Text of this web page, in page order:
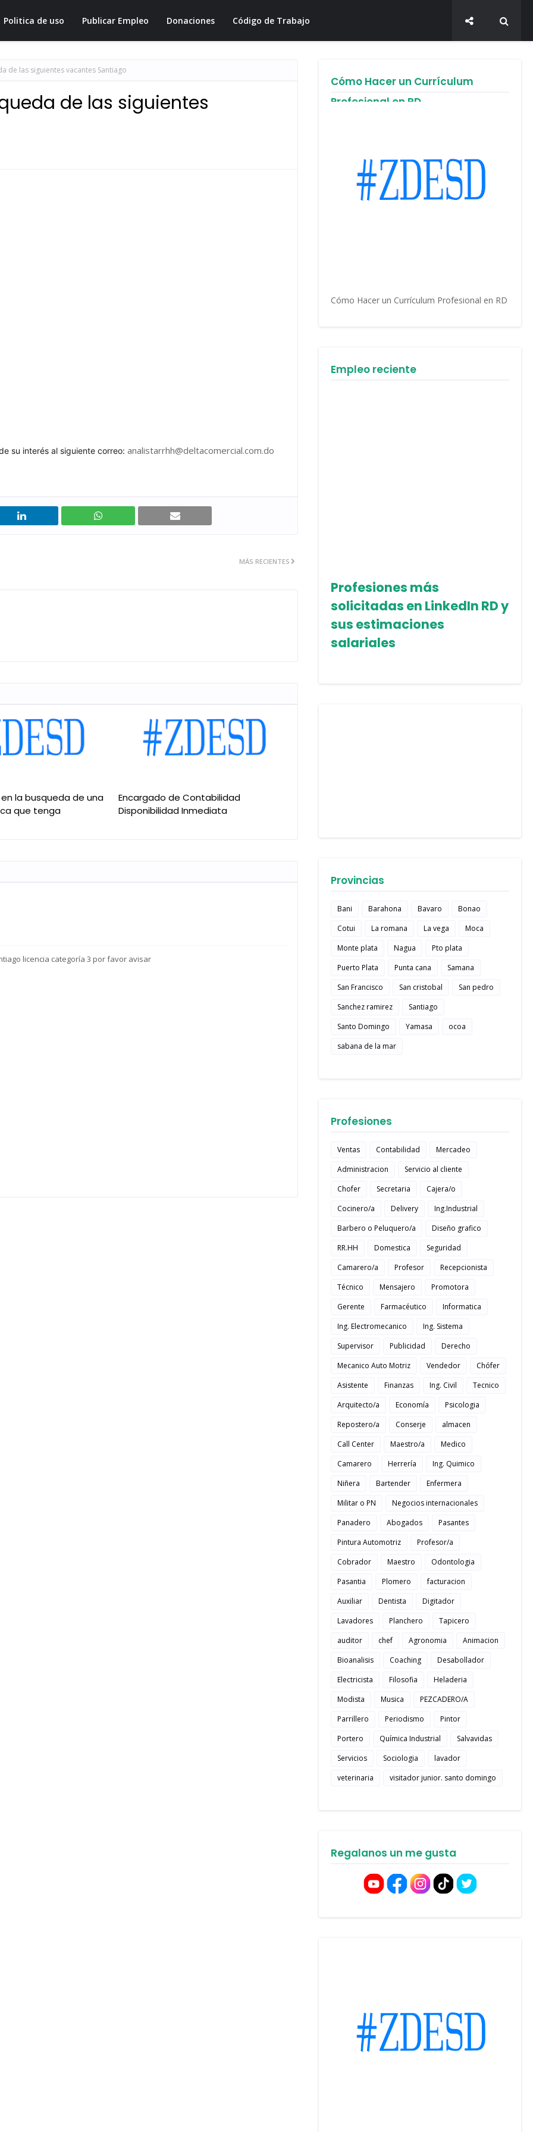
Politica de uso Publicar Empleo Donaciones Código de Trabajo
de las siguientes vacantes Santiago
de las siguientes
su interés al siguiente correo: analistarrhh@deltacomercial.com.do
MÁS RECIENTES
la busqueda de una
que tenga
Encargado de Contabilidad
Disponibilidad Inmediata
licencia categoría 3 por favor avisar
Cómo Hacer un Currículum
Profesional en RD
Cómo Hacer un Currículum Profesional en RD
Empleo reciente
Profesiones más
solicitadas en LinkedIn RD y
sus estimaciones
salariales
Provincias
Bani Barahona Bavaro
Bonao
Cotui
La romana La vega
Moca
Monte plata
Nagua
Pto plata
Puerto Plata
Punta cana
Samana
San Francisco
San cristobal
San pedro
Sanchez ramirez
Santiago
Santo Domingo
Yamasa
ocoa
sabana de la mar
Profesiones
Ventas Contabilidad
Mercadeo
Administracion
Servicio al cliente
Chofer
Secretaria
Cajera/o
Cocinero/a
Delivery
Ing.Industrial
Barbero o Peluquero/a
Diseño grafico
RR.HH
Domestica
Seguridad
Camarero/a
Profesor
Recepcionista
Técnico
Mensajero
Promotora
Gerente
Farmacéutico
Informatica
Ing. Electromecanico
Ing. Sistema
Supervisor
Publicidad
Derecho
Mecanico Auto Motriz
Vendedor
Chófer
Asistente
Finanzas Ing. Civil
Tecnico
Arquitecto/a
Economía
Psicologia
Repostero/a
Conserje
almacen
Call Center
Maestro/a
Medico
Camarero
Herrería
Ing. Quimico
Niñera
Bartender
Enfermera
Militar o PN
Negocios internacionales
Panadero
Abogados
Pasantes
Pintura Automotriz
Profesor/a
Cobrador
Maestro
Odontologia
Pasantia
Plomero
facturacion
Auxiliar
Dentista
Digitador
Lavadores
Planchero
Tapicero
auditor
chef Agronomia
Animacion
Bioanalisis
Coaching
Desabollador
Electricista
Filosofia
Heladeria
Modista
Musica
PEZCADERO/A
Parrillero
Periodismo
Pintor
Portero
Química Industrial
Salvavidas
Servicios
Sociologia
lavador
veterinaria
visitador junior. santo domingo
Regalanos un me gusta